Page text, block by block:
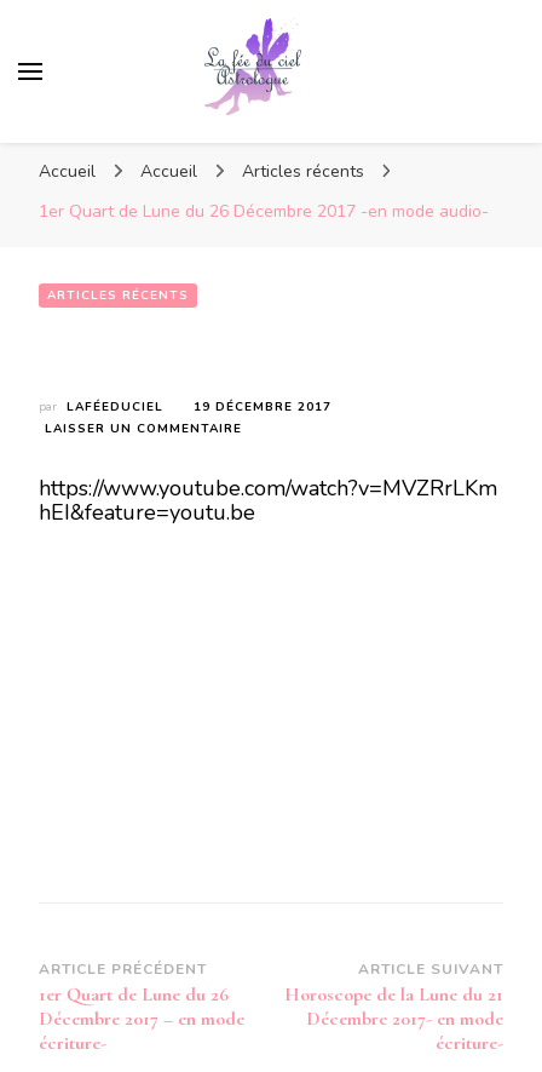
Accueil Accueil
Articles récents
1er Quart de Lune du 26 Décembre 2017 -en mode audio-
ARTICLES RÉCENTS
par LAFÉEDUCIEL
19 DÉCEMBRE 2017
LAISSER UN COMMENTAIRE
DE
LUNE
https://www.youtube.com/watch?v=MVZRrLKm
hEI&feature=youtu.be
Navigation
d’article
ARTICLE PRÉCÉDENT
1er Quart de Lune du 26
Décembre 2017 – en mode
écriture-
ARTICLE SUIVANT
Horoscope de la Lune du 21
Décembre 2017- en mode
écriture-